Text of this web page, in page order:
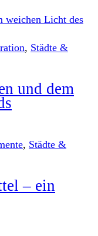
, Städte &
und dem
, Städte &
– ein